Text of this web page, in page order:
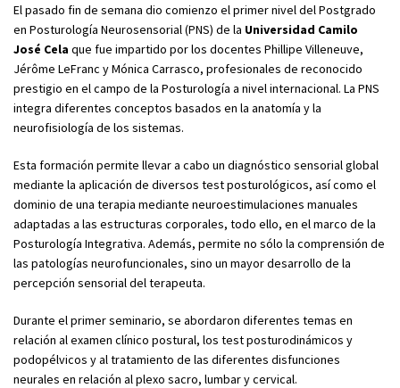
El pasado fin de semana dio comienzo el primer nivel del Postgrado
en Posturología Neurosensorial (PNS) de la Universidad Camilo
José Cela que fue impartido por los docentes Phillipe Villeneuve,
Jérôme LeFranc y Mónica Carrasco, profesionales de reconocido
prestigio en el campo de la Posturología a nivel internacional. La PNS
integra diferentes conceptos basados en la anatomía y la
neurofisiología de los sistemas.
Esta formación permite llevar a cabo un diagnóstico sensorial global
mediante la aplicación de diversos test posturológicos, así como el
dominio de una terapia mediante neuroestimulaciones manuales
adaptadas a las estructuras corporales, todo ello, en el marco de la
Posturología Integrativa. Además, permite no sólo la comprensión de
las patologías neurofuncionales, sino un mayor desarrollo de la
percepción sensorial del terapeuta.
Durante el primer seminario, se abordaron diferentes temas en
relación al examen clínico postural, los test posturodinámicos y
podopélvicos y al tratamiento de las diferentes disfunciones
neurales en relación al plexo sacro, lumbar y cervical.